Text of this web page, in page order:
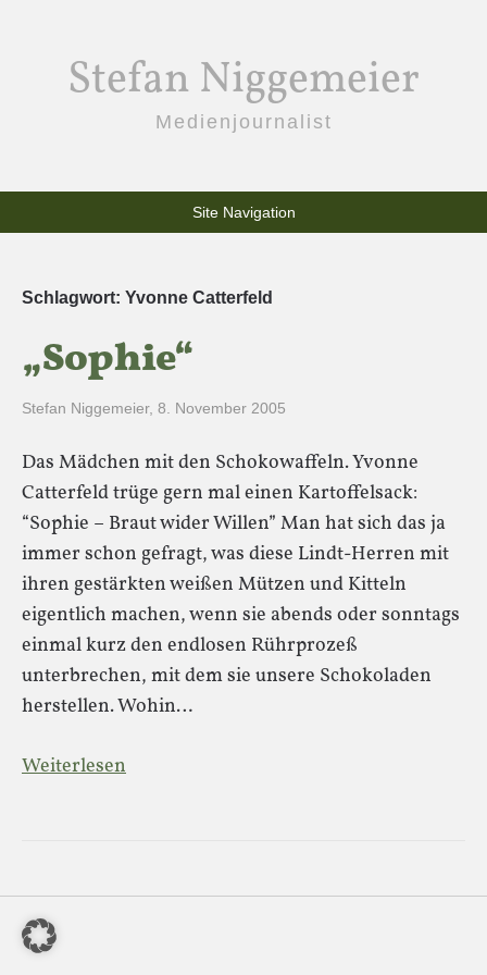
Stefan Niggemeier
Medienjournalist
Site Navigation
Schlagwort: Yvonne Catterfeld
„Sophie“
Stefan Niggemeier, 8. November 2005
Das Mädchen mit den Schokowaffeln. Yvonne
Catterfeld trüge gern mal einen Kartoffelsack:
“Sophie – Braut wider Willen” Man hat sich das ja
immer schon gefragt, was diese Lindt-Herren mit
ihren gestärkten weißen Mützen und Kitteln
eigentlich machen, wenn sie abends oder sonntags
einmal kurz den endlosen Rührprozeß
unterbrechen, mit dem sie unsere Schokoladen
herstellen. Wohin…
Weiterlesen